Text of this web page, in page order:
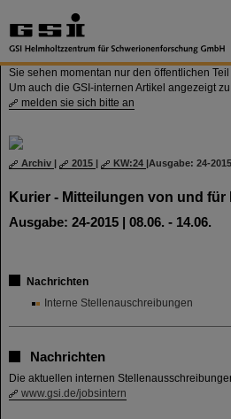
Sie sehen momentan nur den öffentlichen
Um auch die GSI-internen Artikel angezeigt
melden sie sich bitte an
Archiv | 2015 | KW:24 |Ausgabe: 24-
Kurier - Mitteilungen von und für
Ausgabe: 24-2015 | 08.06. - 14.06.
Nachrichten
Interne Stellenauschreibungen
Nachrichten
Die aktuellen internen
www.gsi.de/jobsintern